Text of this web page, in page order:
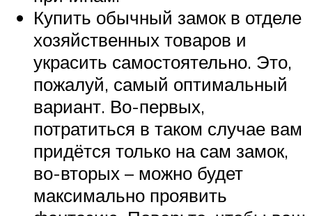
Купить обычный замок в отделе
хозяйственных товаров и
украсить самостоятельно. Это,
пожалуй, самый оптимальный
вариант. Во-первых,
потратиться в таком случае вам
придётся только на сам замок,
во-вторых – можно будет
максимально проявить